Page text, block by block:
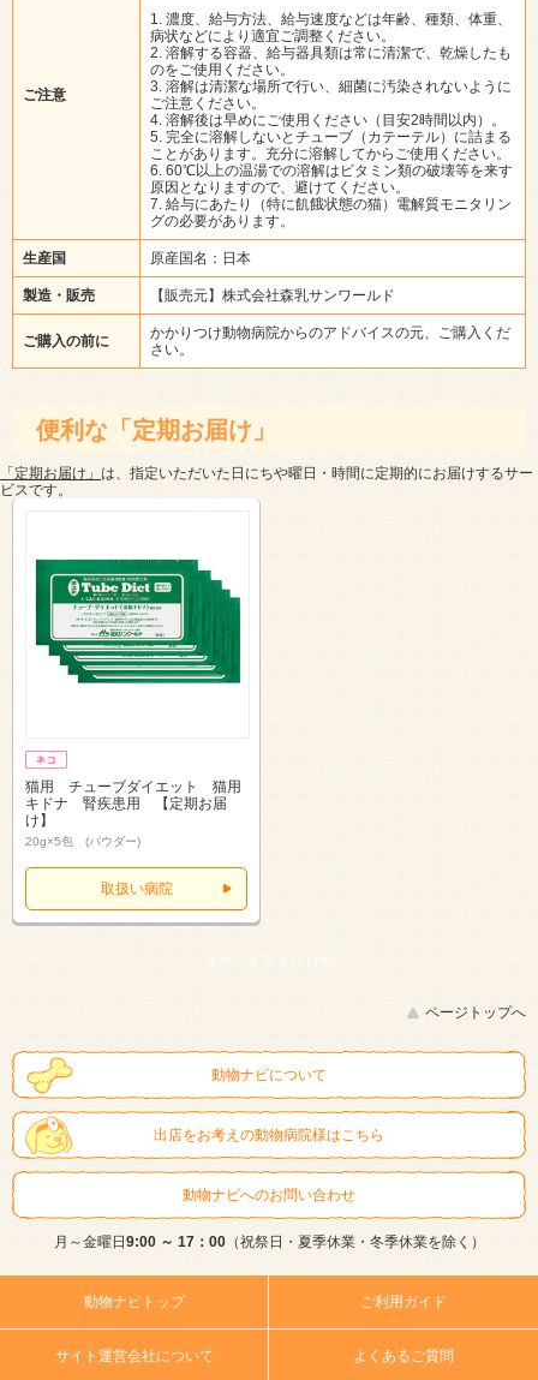
ご注意
1. 濃度、給与方法、給与速度などは年齢、種類、体重、
病状などにより適宜ご調整ください。
2. 溶解する容器、給与器具類は常に清潔で、乾燥したも
のをご使用ください。
3. 溶解は清潔な場所で行い、細菌に汚染されないように
ご注意ください。
4. 溶解後は早めにご使用ください（目安2時間以内）。
5. 完全に溶解しないとチューブ（カテーテル）に詰まる
ことがあります。充分に溶解してからご使用ください。
6. 60℃以上の温湯での溶解はビタミン類の破壊等を来す
原因となりますので、避けてください。
7. 給与にあたり（特に飢餓状態の猫）電解質モニタリン
グの必要があります。
生産国 原産国名：日本
製造・販売 【販売元】株式会社森乳サンワールド
ご購入の前に
かかりつけ動物病院からのアドバイスの元、ご購入くだ
さい。
便利な「定期お届け」
「定期お届け」 は、指定いただいた日にちや曜日・時間に定期的にお届けするサー
ビスです。
猫用 チューブダイエット 猫用
キドナ 腎疾患用 【定期お届
け】
20g×5包 (パウダー)
取扱い病院
スマートフォン | PC
ページトップへ
動物ナビについて
出店をお考えの動物病院様はこちら
動物ナビへのお問い合わせ
月～金曜日 9:00 ～ 17：00（祝祭日・夏季休業・冬季休業を除く）
動物ナビトップ ご利用ガイド
サイト運営会社について よくあるご質問